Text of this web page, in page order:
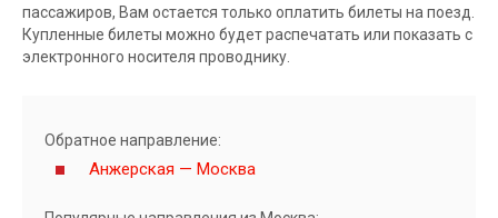
пассажиров, Вам остается только оплатить билеты на поезд.
Купленные билеты можно будет распечатать или показать с
электронного носителя проводнику.
Обратное направление:
Анжерская — Москва